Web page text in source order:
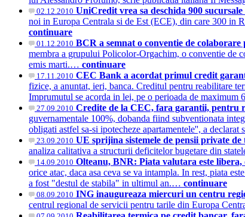
02.12.2010 UniCredit vrea sa deschida 900
noi in Europa Centrala si de Est (ECE), din care 300 in
continuare
01.12.2010 BCR a semnat o conventie de
membra a grupului Policolor-Orgachim, o conventie de
emis marti.… continuare
17.11.2010 CEC Bank a acordat primul credit
fizice, a anuntat, ieri, banca. Creditul pentru reabilitare
Imprumutul se acorda in lei, pe o perioada de
27.09.2010 Credite de la CEC, fara garantii, pentru
guvernamentale 100%, dobanda fiind subventionata
obligati astfel sa-si ipotecheze apartamentele'', a
23.09.2010 UE sprijina sistemele de pensii private
analiza calitativa a structurii deficitelor bugetare din
14.09.2010 Olteanu, BNR: Piata valutara este
orice atac, daca asa ceva se va intampla. In rest, piata
a fost "destul de stabila" in ultimul an.… continuare
08.09.2010 ING inaugureaza miercuri un centru
centrul regional de servicii pentru tarile din Europa